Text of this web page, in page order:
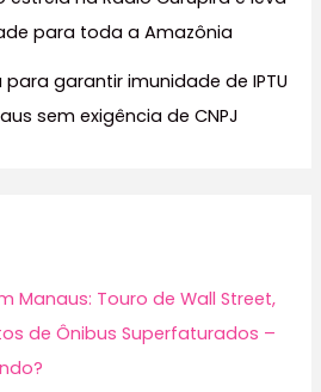
para toda a Amazônia
para garantir imunidade de IPTU
sem exigência de CNPJ
Manaus: Touro de Wall Street,
de Ônibus Superfaturados –